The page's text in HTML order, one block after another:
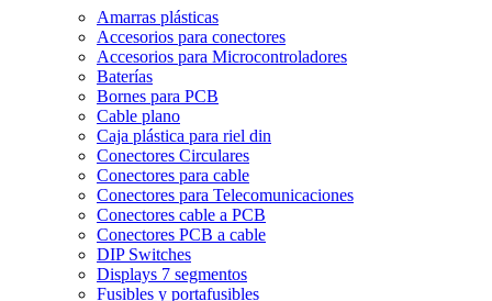
Amarras plásticas
Accesorios para conectores
Accesorios para Microcontroladores
Baterías
Bornes para PCB
Cable plano
Caja plástica para riel din
Conectores Circulares
Conectores para cable
Conectores para Telecomunicaciones
Conectores cable a PCB
Conectores PCB a cable
DIP Switches
Displays 7 segmentos
Fusibles y portafusibles